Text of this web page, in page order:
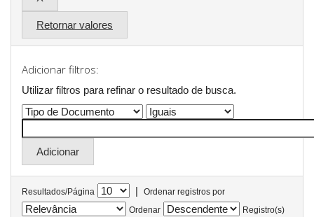
Retornar valores
Adicionar filtros:
Utilizar filtros para refinar o resultado de busca.
Resultados/Página |
Ordenar registros por
Ordenar
Registro(s)